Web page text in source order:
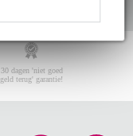
30 dagen 'niet goed
geld terug' garantie!